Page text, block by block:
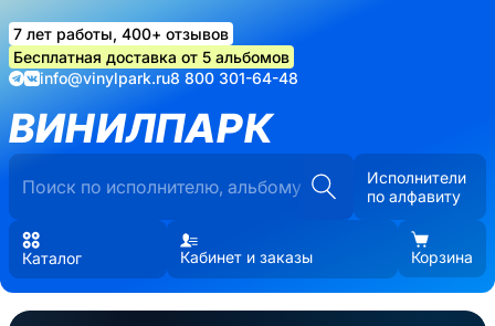
7 лет работы, 400+ отзывов
Бесплатная доставка от 5 альбомов
info@vinylpark.ru8 800 301-64-48
ВИНИЛПАРК
Исполнители
по алфавиту
Каталог Кабинет и заказы Корзина